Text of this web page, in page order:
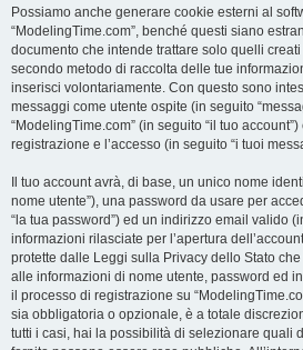
Possiamo anche generare cookie esterni al
“ModelingTime.com”, benché questi siano
documento che intende trattare solo quelli creati
secondo metodo di raccolta delle tue
inserisci volontariamente. Con questo sono
messaggi come utente ospite (in seguito
“ModelingTime.com” (in seguito “il tuo
registrazione e l’accesso (in seguito “i tuoi
Il tuo account avrà, di base, un unico nome
nome utente”), una password da usare per
“la tua password”) ed un indirizzo email valido
informazioni rilasciate per l’apertura
protette dalle Leggi sulla Privacy dello Stato
alle informazioni di nome utente, password ed
il processo di registrazione su
sia obbligatoria o opzionale, è a totale
tutti i casi, hai la possibilità di selezionare quali